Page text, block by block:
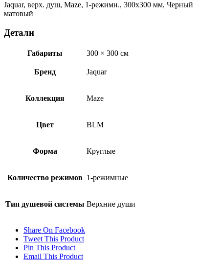
матовый
OHS-
1633
Jaquar, верх. душ, Maze, 1-режимн., 300х300 мм, Черный
матовый
Детали
Габариты 300 × 300 см
Бренд Jaquar
Коллекция Maze
Цвет BLM
Форма Круглые
Количество режимов 1-режимные
Тип душевой системы Верхние души
Share On Facebook
Tweet This Product
Pin This Product
Email This Product